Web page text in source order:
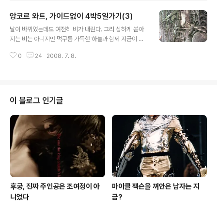
자를 위한 건물임이 뚜렷이 드러나는 부분이다.저 해자테
라스에서 앙코르와트 쪽을 바라보면 이렇게 보인다. 탑문
이 너무 커서 사원 중앙의 다섯 탑은 이 위치에선 아직 잘
가고, 중앙 탑문에서 다시 한 300m를 걸어가야 마침내 사
앙코르 와트, 가이드없이 4박5일가기(3)
날이 바뀌었는데도 여전히 비가 내린다. 그리 심하게 쏟아
지는 비는 아니지만 먹구름 가득한 하늘과 함께 지금이 캄
씨엠립 시내에서 앙코르 와트까지는 차로 약 15~20분 거
코르 종합 매표소에 도착. 대부분의 사람들이 40불짜리 3
일권을 산다. 이 표를 사면 3일간 표를 보여주기만 하는 것
으로 모든 주요 관광지의 출입이 자유롭다. 단 3일권부터
는 사진을 부착해야 하므로 미리 사진을 가져가는 것이 현
명하다. 현장에서 사진을 찍을 수도 있지만 줄의 길이가 장
난 아니다.모든 걸 제쳐두..
0 24 2008. 7. 8.
이 블로그 인기글
후궁, 진짜 주인공은 조여정이 아
니었다
마이클 잭슨을 껴안은 남자는 지
금?